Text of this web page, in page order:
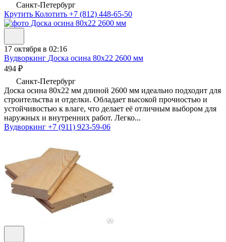
Санкт-Петербург
Крутить Колотить +7 (812) 448-65-50
17 октября в 02:16
Вудворкинг Доска осина 80х22 2600 мм
494 ₽
Санкт-Петербург
Доска осина 80х22 мм длиной 2600 мм идеально подходит для
строительства и отделки. Обладает высокой прочностью и
устойчивостью к влаге, что делает её отличным выбором для
наружных и внутренних работ. Легко...
Вудворкинг +7 (911) 923-59-06